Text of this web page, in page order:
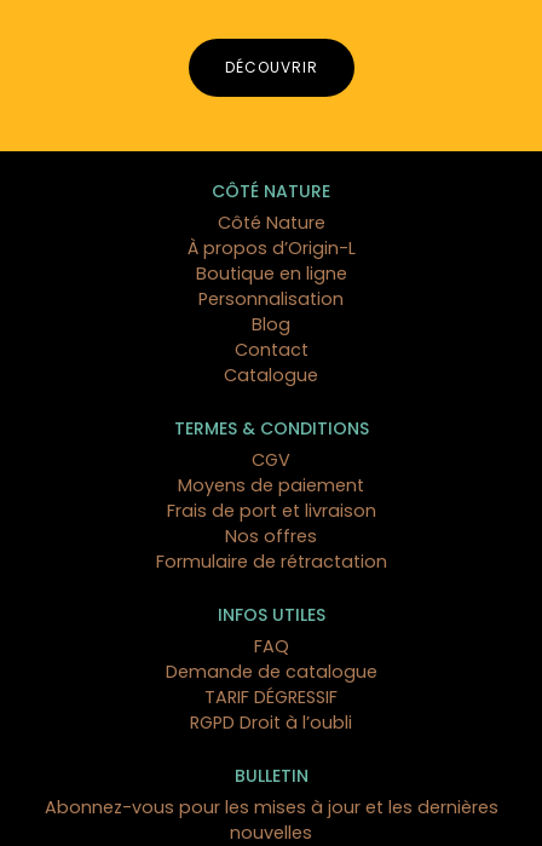
DÉCOUVRIR
CÔTÉ NATURE
Côté Nature
À propos d’Origin-L
Boutique en ligne
Personnalisation
Blog
Contact
Catalogue
TERMES & CONDITIONS
CGV
Moyens de paiement
Frais de port et livraison
Nos offres
Formulaire de rétractation
INFOS UTILES
FAQ
Demande de catalogue
TARIF DÉGRESSIF
RGPD Droit à l’oubli
BULLETIN
Abonnez-vous pour les mises à jour et les dernières
nouvelles